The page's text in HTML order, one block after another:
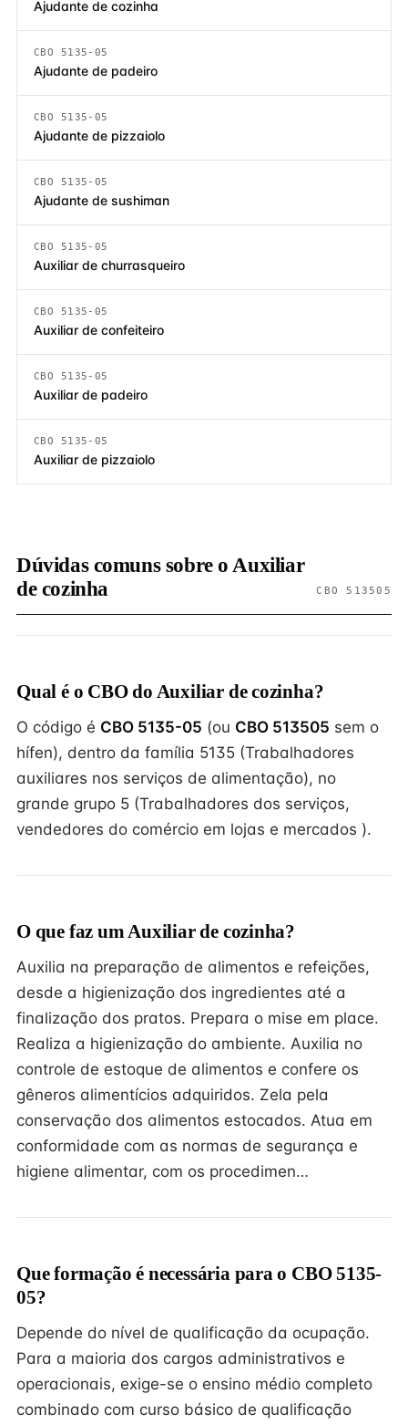
Ajudante de cozinha
CBO 5135-05
Ajudante de padeiro
CBO 5135-05
Ajudante de pizzaiolo
CBO 5135-05
Ajudante de sushiman
CBO 5135-05
Auxiliar de churrasqueiro
CBO 5135-05
Auxiliar de confeiteiro
CBO 5135-05
Auxiliar de padeiro
CBO 5135-05
Auxiliar de pizzaiolo
Dúvidas comuns sobre o Auxiliar
de cozinha
CBO 513505
Qual é o CBO do Auxiliar de cozinha?
O código é CBO 5135-05 (ou CBO 513505 sem o
hífen), dentro da família 5135 (Trabalhadores
auxiliares nos serviços de alimentação), no
grande grupo 5 (Trabalhadores dos serviços,
vendedores do comércio em lojas e mercados ).
O que faz um Auxiliar de cozinha?
Auxilia na preparação de alimentos e refeições,
desde a higienização dos ingredientes até a
finalização dos pratos. Prepara o mise em place.
Realiza a higienização do ambiente. Auxilia no
controle de estoque de alimentos e confere os
gêneros alimentícios adquiridos. Zela pela
conservação dos alimentos estocados. Atua em
conformidade com as normas de segurança e
higiene alimentar, com os procedimen…
Que formação é necessária para o CBO 5135-
05?
Depende do nível de qualificação da ocupação.
Para a maioria dos cargos administrativos e
operacionais, exige-se o ensino médio completo
combinado com curso básico de qualificação